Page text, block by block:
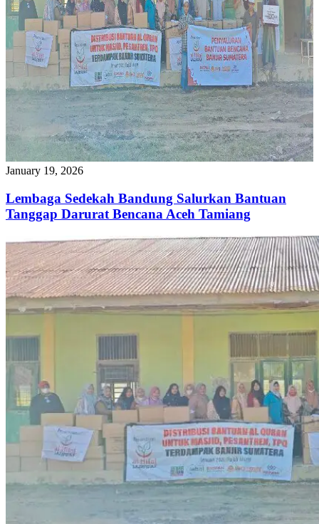
January 19, 2026
Lembaga Sedekah Bandung Salurkan Bantuan
Tanggap Darurat Bencana Aceh Tamiang